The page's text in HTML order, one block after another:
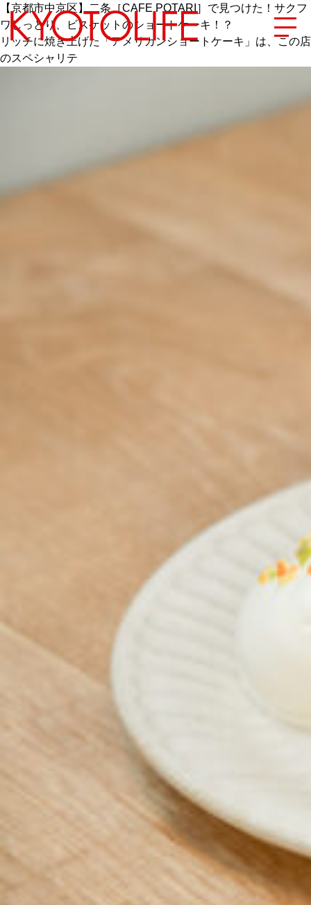
カテゴリーから探す
カレーが好き
京都おやつクラブ
今月の京みやげ
CULTURE
【京都市中京区】二条［CAFE POTARI］で見つけた！サクフ
ワしっとり、ビスケットのショートケーキ！？
リッチに焼き上げた「アメリカンショートケーキ」は、この店
のスペシャリテ